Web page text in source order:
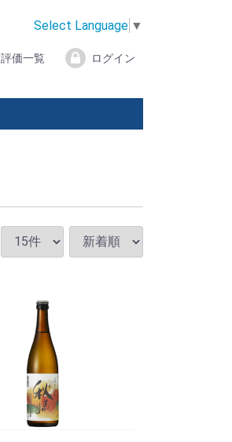
Select Language ▼
評価一覧 ログイン